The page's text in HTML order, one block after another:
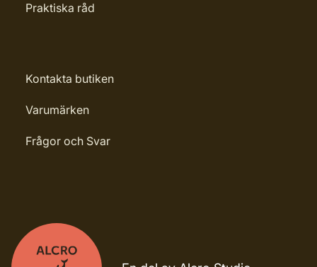
Praktiska råd
Kontakta butiken
Varumärken
Frågor och Svar